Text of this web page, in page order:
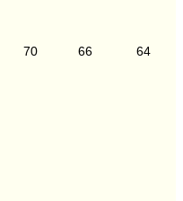
70 66 64